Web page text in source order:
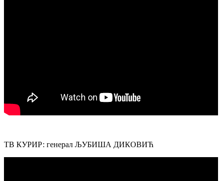
ТВ КУРИР: генерал ЉУБИША ДИКОВИЋ